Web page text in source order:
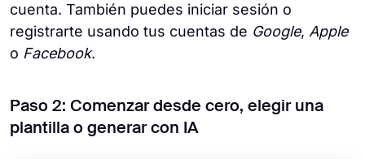
cuenta. También puedes iniciar sesión o
registrarte usando tus cuentas de Google, Apple
o Facebook.
Paso 2: Comenzar desde cero, elegir una
plantilla o generar con IA